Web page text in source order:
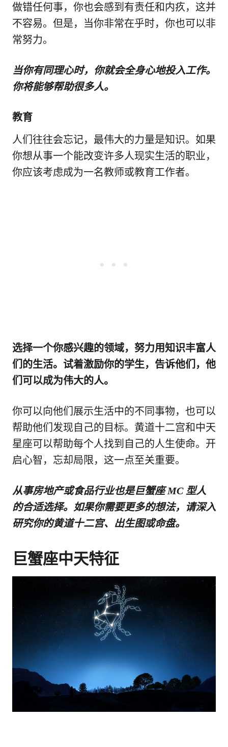
做错任何事，你也会感到有责任和内疚，这并
不容易。但是，当你非常在乎时，你也可以非
常努力。
当你有同理心时，你就会全身心地投入工作。
你将能够帮助很多人。
教育
人们往往会忘记，最伟大的力量是知识。如果
你想从事一个能改变许多人现实生活的职业，
你应该考虑成为一名教师或教育工作者。
选择一个你感兴趣的领域，努力用知识丰富人
们的生活。试着激励你的学生，告诉他们，他
们可以成为伟大的人。
你可以向他们展示生活中的不同事物，也可以
帮助他们发现自己的目标。黄道十二宫和中天
星座可以帮助每个人找到自己的人生使命。开
启心智，忘却局限，这一点至关重要。
从事房地产或食品行业也是巨蟹座 MC 型人
的合适选择。如果你需要更多的想法，请深入
研究你的黄道十二宫、出生图或命盘。
巨蟹座中天特征